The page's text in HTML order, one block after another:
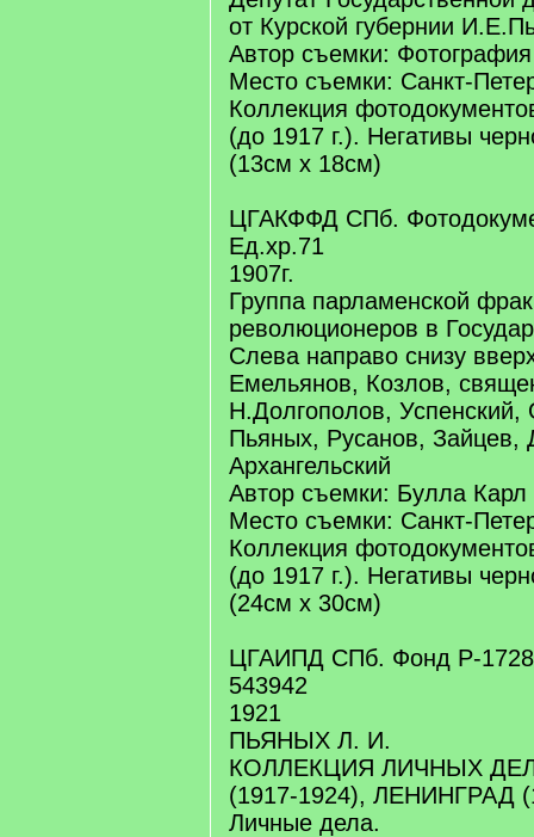
от Курской губернии
Автор съемки:
Место съемки: Санкт-
Коллекция
(до 1917 г.). Негативы
(13см х 18см)
ЦГАКФФД СПб.
Ед.хр.71
1907г.
Группа парламенской
революционеров в
Слева направо снизу
Емельянов, Козлов,
Н.Долгополов,
Пьяных, Русанов, Зайцев,
Архангельский
Автор съемки: Булла Карл
Место съемки: Санкт-
Коллекция
(до 1917 г.). Негативы
(24см х 30см)
ЦГАИПД СПб. Фонд Р-
543942
1921
ПЬЯНЫХ Л. И.
КОЛЛЕКЦИЯ ЛИЧНЫХ
(1917-1924), ЛЕНИНГРАД
Личные дела.